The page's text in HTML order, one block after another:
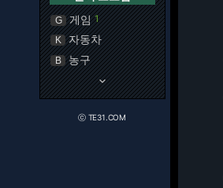
G 게임 1
K 자동차
B 농구
keyboard_arrow_down
ⓒ TE31.COM